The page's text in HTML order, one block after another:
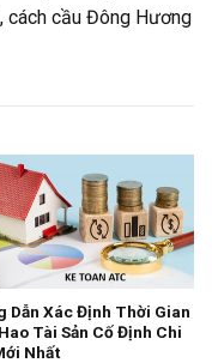
cầu Đông Hương
Dẫn Xác Định Thời Gian
Tài Sản Cố Định Chi
Nhất